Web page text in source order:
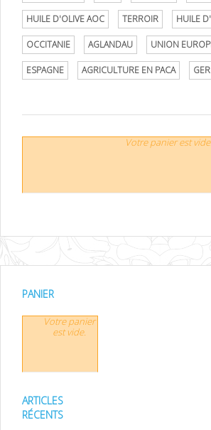
HUILE D'OLIVE AOC TERROIR HUILE
OCCITANIE AGLANDAU UNION
ESPAGNE AGRICULTURE EN PACA
Votre panier est vide.
PANIER
Votre panier
est vide.
ARTICLES
RÉCENTS